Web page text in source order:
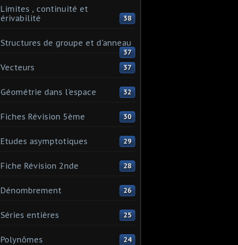
, continuité et
38
de groupe et d'anneau
37
37
dans l'espace 32
Révision 5ème 30
asymptotiques 29
Révision 2nde 28
26
entières 25
24